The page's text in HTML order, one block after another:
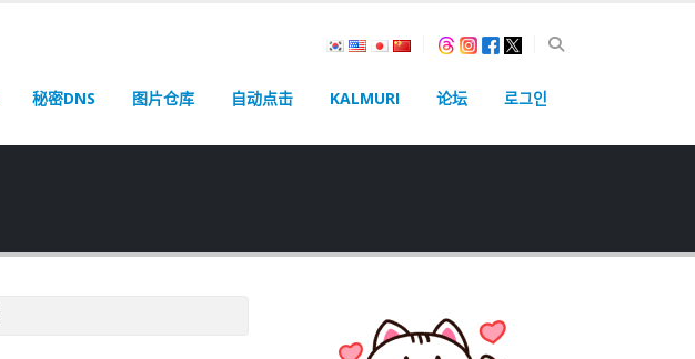
秘密DNS 图片仓库 自动点击 KALMURI 论坛 로그인